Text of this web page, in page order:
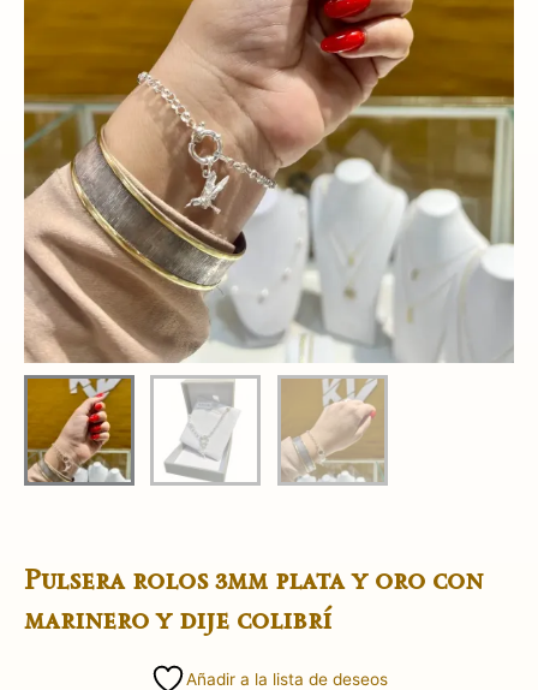
Pulsera rolos 3mm plata y oro con
marinero y dije colibrí
Añadir a la lista de deseos